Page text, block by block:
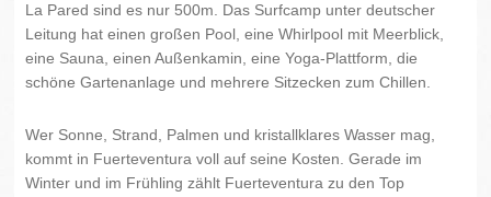
La Pared sind es nur 500m. Das Surfcamp unter deutscher
Leitung hat einen großen Pool, eine Whirlpool mit Meerblick,
eine Sauna, einen Außenkamin, eine Yoga-Plattform, die
schöne Gartenanlage und mehrere Sitzecken zum Chillen.
Wer Sonne, Strand, Palmen und kristallklares Wasser mag,
kommt in Fuerteventura voll auf seine Kosten. Gerade im
Winter und im Frühling zählt Fuerteventura zu den Top